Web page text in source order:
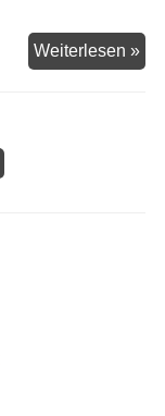
Weiterlesen »Ein